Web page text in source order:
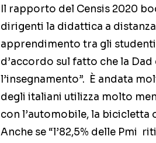
Il rapporto del Censis 2020
dirigenti la didattica a
apprendimento tra gli
d’accordo sul fatto che la
l’insegnamento”. È andata
degli italiani utilizza molto
con l’automobile, la bicicletta
Anche se “l’82,5% delle Pmi